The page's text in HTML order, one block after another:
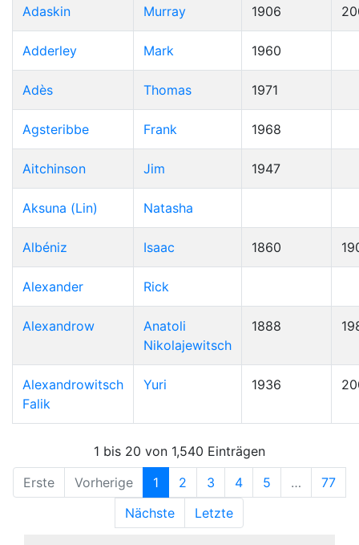
Adaskin Murray 1906
Adderley Mark 1960
Adès Thomas 1971
Agsteribbe Frank 1968
Aitchinson Jim 1947
Aksuna (Lin) Natasha
Albéniz Isaac 1860
Alexander Rick
Alexandrow
Anatoli
Nikolajewitsch
1888
Alexandrowitsch
Falik
Yuri 1936
1 bis 20 von 1,540 Einträgen
Erste
Vorherige 1 2 3 4 5 …
77
Nächste
Letzte